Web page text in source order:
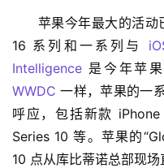
苹果今年最大的活动
16 系列和一系列与
Intelligence
WWDC 一样，苹果的一
呼应，包括新款
Series 10 等。苹果的
10 点从库比蒂诺总部现场